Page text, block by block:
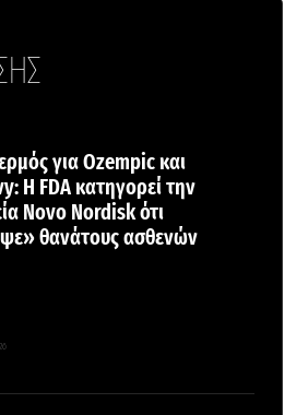
για Ozempic και
Η FDA κατηγορεί την
Novo Nordisk ότι
θανάτους ασθενών